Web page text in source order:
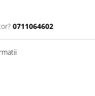
0711064602